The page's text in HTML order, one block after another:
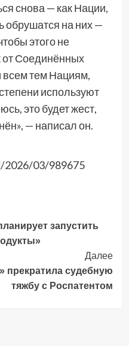
снова — как Нации,
обрушатся на них —
этого не
Соединённых
тем Нациям,
используют
это будет жест,
— написал он.
03/989675
запустить
Далее
прекратила судебную
тяжбу с Роспатентом